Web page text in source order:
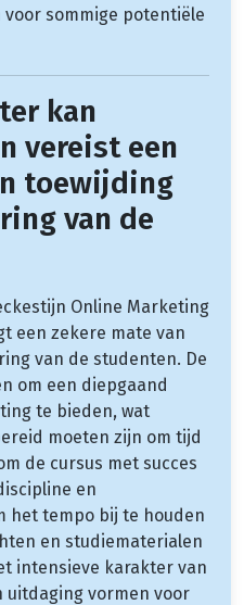
sommige potentiële
kan
vereist een
toewijding
van de
Online Marketing
een zekere mate van
van de studenten. De
om een diepgaand
te bieden, wat
moeten zijn om tijd
de cursus met succes
en
het tempo bij te houden
en studiematerialen
intensieve karakter van
uitdaging vormen voor